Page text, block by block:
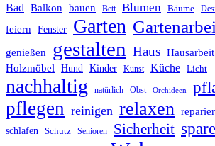
Bad Balkon bauen Bett Blumen Bäume
feiern Fenster Garten
genießen gestalten Haus Hausarbeit
Holzmöbel Hund Kinder Kunst Küche Licht
nachhaltig natürlich Obst Orchideen
pflegen reinigen relaxen
schlafen Schutz Senioren Sicherheit